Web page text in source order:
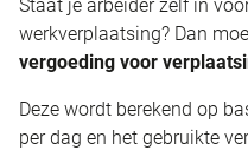
Staat je arbeider zelf in
werkverplaatsing? Dan
vergoeding voor
Deze wordt berekend op
per dag en het gebruikte